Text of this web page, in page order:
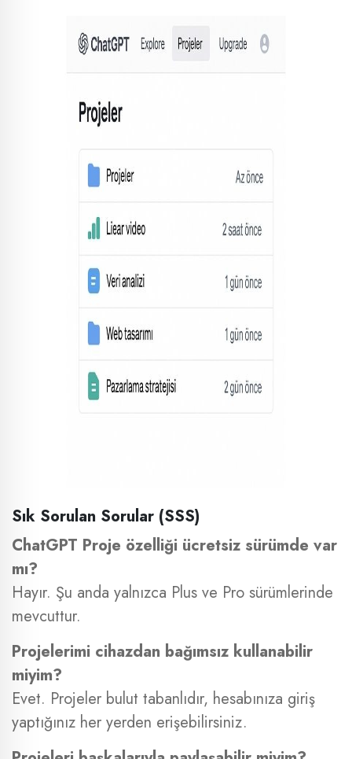
Sık Sorulan Sorular (SSS)
ChatGPT Proje özelliği ücretsiz sürümde var
mı?
Hayır. Şu anda yalnızca Plus ve Pro sürümlerinde
mevcuttur.
Projelerimi cihazdan bağımsız kullanabilir
miyim?
Evet. Projeler bulut tabanlıdır, hesabınıza giriş
yaptığınız her yerden erişebilirsiniz.